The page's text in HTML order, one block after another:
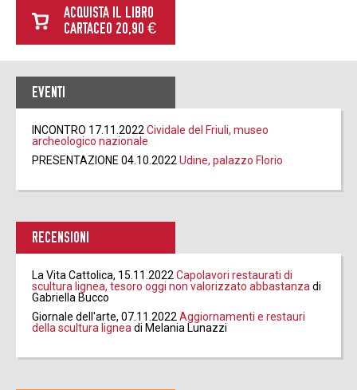
ACQUISTA IL LIBRO
CARTACEO 20,90 €
EVENTI
INCONTRO 17.11.2022Cividale del Friuli, museo
archeologico nazionale
PRESENTAZIONE 04.10.2022Udine, palazzo Florio
RECENSIONI
La Vita Cattolica, 15.11.2022Capolavori restaurati di
scultura lignea, tesoro oggi non valorizzato abbastanzadi
Gabriella Bucco
Giornale dell'arte, 07.11.2022Aggiornamenti e restauri
della scultura ligneadi Melania Lunazzi